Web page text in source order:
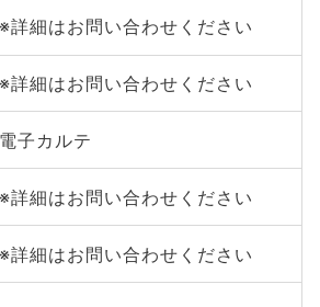
※詳細はお問い合わせください
※詳細はお問い合わせください
電子カルテ
※詳細はお問い合わせください
※詳細はお問い合わせください